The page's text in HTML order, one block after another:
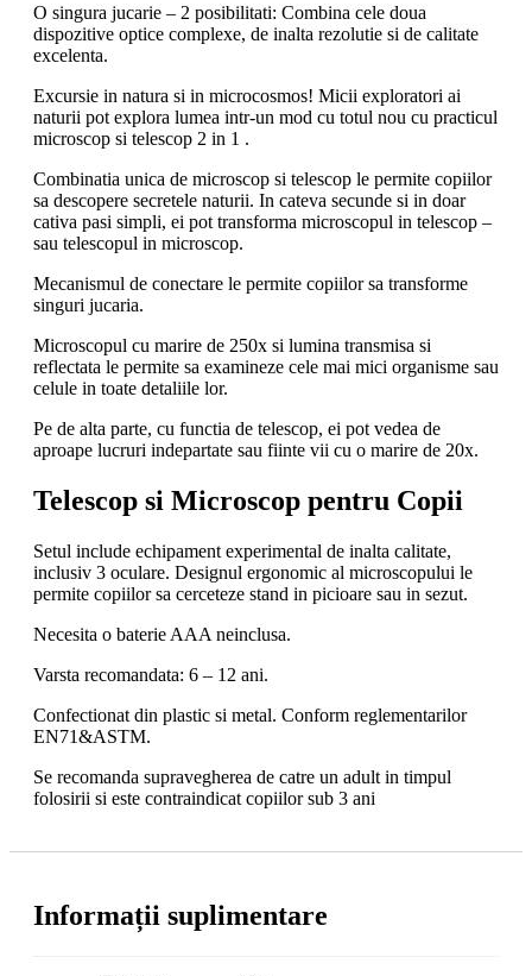
O singura jucarie – 2 posibilitati: Combina cele doua
dispozitive optice complexe, de inalta rezolutie si de calitate
excelenta.
Excursie in natura si in microcosmos! Micii exploratori ai
naturii pot explora lumea intr-un mod cu totul nou cu practicul
microscop si telescop 2 in 1 .
Combinatia unica de microscop si telescop le permite copiilor
sa descopere secretele naturii. In cateva secunde si in doar
cativa pasi simpli, ei pot transforma microscopul in telescop –
sau telescopul in microscop.
Mecanismul de conectare le permite copiilor sa transforme
singuri jucaria.
Microscopul cu marire de 250x si lumina transmisa si
reflectata le permite sa examineze cele mai mici organisme sau
celule in toate detaliile lor.
Pe de alta parte, cu functia de telescop, ei pot vedea de
aproape lucruri indepartate sau fiinte vii cu o marire de 20x.
Telescop si Microscop pentru Copii
Setul include echipament experimental de inalta calitate,
inclusiv 3 oculare. Designul ergonomic al microscopului le
permite copiilor sa cerceteze stand in picioare sau in sezut.
Necesita o baterie AAA neinclusa.
Varsta recomandata: 6 – 12 ani.
Confectionat din plastic si metal. Conform reglementarilor
EN71&ASTM.
Se recomanda supravegherea de catre un adult in timpul
folosirii si este contraindicat copiilor sub 3 ani
Informații suplimentare